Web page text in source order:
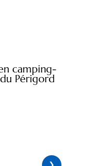
camping-
Périgord